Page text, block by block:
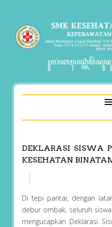
DEKLARASI SISWA
KESEHATAN
Di tepi pantai, dengan
debur ombak, seluruh
mengucapkan Deklarasi